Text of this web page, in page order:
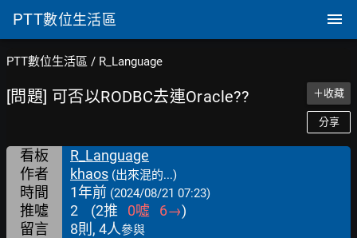
PTT數位生活區
PTT數位生活區 / R_Language
[問題] 可否以RODBC去連Oracle?? ＋收藏
分享
看板
R_Language
作者
khaos (出來混的...)
時間 1年前 (2024/08/21 07:23)
推噓 2 (2推 0噓 6→)
留言
8則, 4人參與